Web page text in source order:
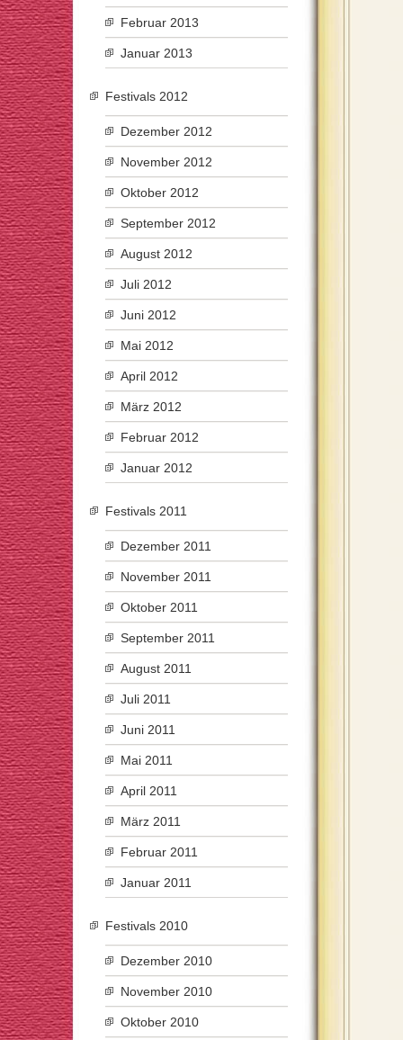
Februar 2013
Januar 2013
Festivals 2012
Dezember 2012
November 2012
Oktober 2012
September 2012
August 2012
Juli 2012
Juni 2012
Mai 2012
April 2012
März 2012
Februar 2012
Januar 2012
Festivals 2011
Dezember 2011
November 2011
Oktober 2011
September 2011
August 2011
Juli 2011
Juni 2011
Mai 2011
April 2011
März 2011
Februar 2011
Januar 2011
Festivals 2010
Dezember 2010
November 2010
Oktober 2010